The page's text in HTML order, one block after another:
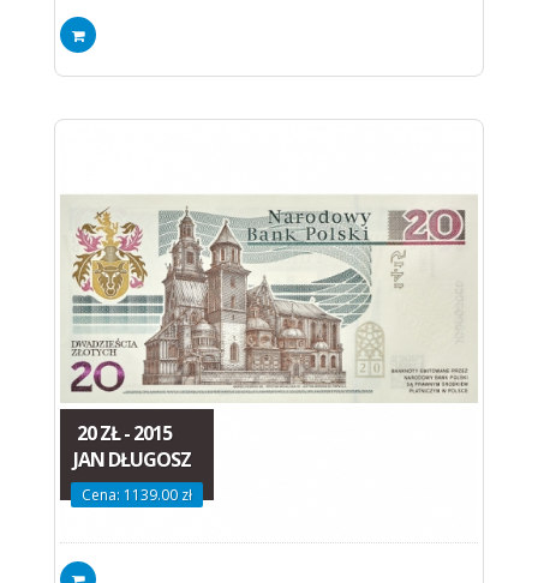
20 ZŁ - 2015
JAN DŁUGOSZ
Cena: 1139.00 zł